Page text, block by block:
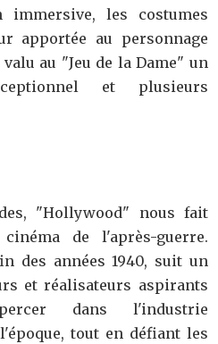
immersive, les costumes
apportée au personnage
au "Jeu de la Dame" un
et plusieurs
"Hollywood" nous fait
de l'après-guerre.
des années 1940, suit un
et réalisateurs aspirants
dans l'industrie
tout en défiant les